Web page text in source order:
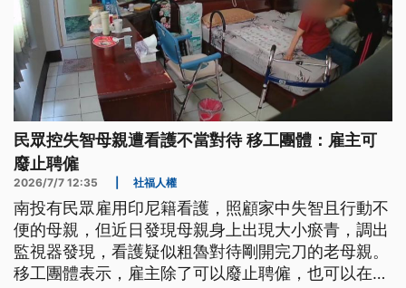
民眾控失智母親遭看護不當對待 移工團體：雇主可
廢止聘僱
2026/7/7 12:35 社福人權
南投有民眾雇用印尼籍看護，照顧家中失智且行動不
便的母親，但近日發現母親身上出現大小瘀青，調出
監視器發現，看護疑似粗魯對待剛開完刀的老母親。
移工團體表示，雇主除了可以廢止聘僱，也可以在等